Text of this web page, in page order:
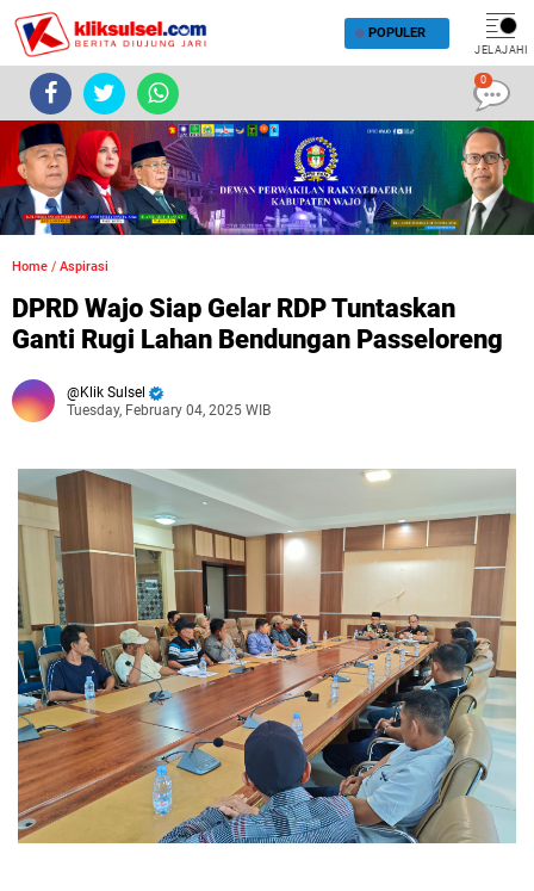
POPULER
JELAJAHI
Home / Aspirasi
DPRD Wajo Siap Gelar RDP Tuntaskan
Ganti Rugi Lahan Bendungan Passeloreng
Klik Sulsel
Tuesday, February 04, 2025 WIB
0